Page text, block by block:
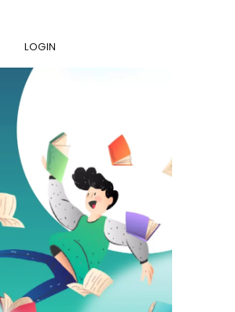
LOGIN